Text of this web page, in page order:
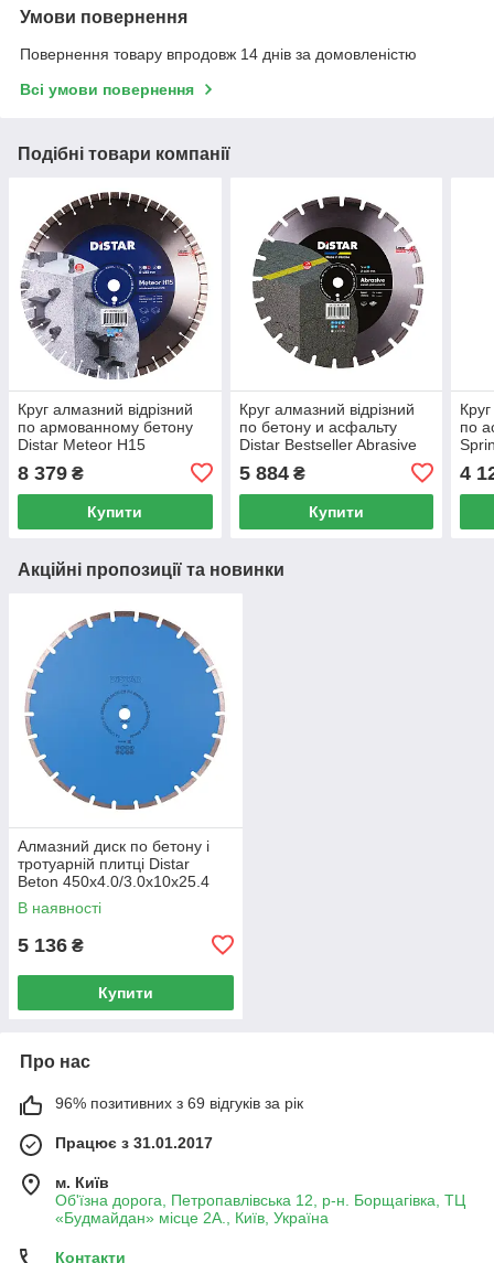
Умови повернення
Повернення товару впродовж 14 днів за домовленістю
Всі умови повернення
Подібні товари компанії
Круг алмазний відрізний
по армованному бетону
Distar Meteor H15
8 379 ₴
Купити
Круг алмазний відрізний
по бетону и асфальту
Distar Bestseller Abrasive
5 884₴
Купити
по
4
Акційні пропозиції та новинки
Алмазний диск по бетону і
тротуарній плитці Distar
Beton 450x4.0/3.0x10x25.4
В наявності
5 136 ₴
Купити
Про нас
96% позитивних з 69 відгуків за рік
Працює з 31.01.2017
м. Київ
Об'їзна дорога, Петропавлівська 12, р-н. Борщагівка, ТЦ
«Будмайдан» місце 2А., Київ, Україна
Контакти